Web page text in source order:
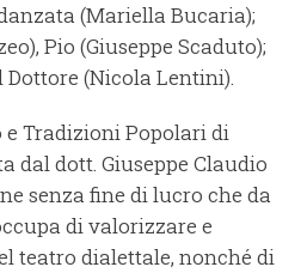
(Mariella Bucaria);
Pio (Giuseppe Scaduto);
Dottore (Nicola Lentini).
e Tradizioni Popolari di
dal dott. Giuseppe Claudio
senza fine di lucro che da
di valorizzare e
teatro dialettale, nonché di